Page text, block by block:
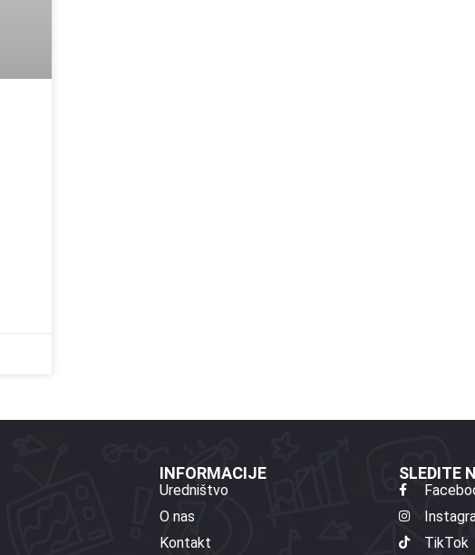
INFORMACIJE
Uredništvo
O nas
Kontakt
SLEDITE
TikTok